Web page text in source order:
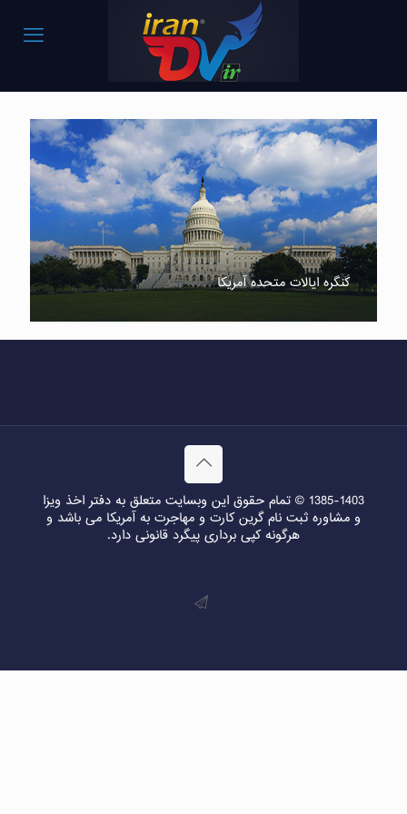
کنگره ایالات متحده آمریکا
1385-1403 © تمام حقوق این وبسایت متعلق به دفتر اخذ ویزا
و مشاوره ثبت نام گرین کارت و مهاجرت به آمریکا می باشد و
هرگونه کپی برداری پیگرد قانونی دارد.